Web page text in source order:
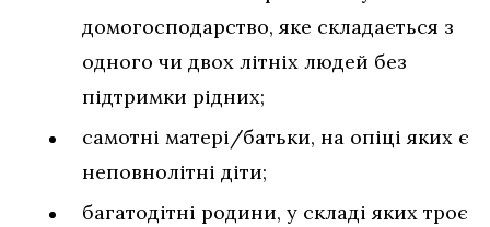
домогосподарство, яке складається з
одного чи двох літніх людей без
підтримки рідних;
самотні матері/батьки, на опіці яких є
неповнолітні діти;
багатодітні родини, у складі яких троє